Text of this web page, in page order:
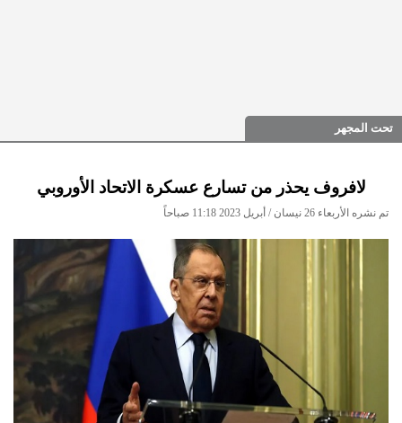
تحت المجهر
لافروف يحذر من تسارع عسكرة الاتحاد الأوروبي
تم نشره الأربعاء 26 نيسان / أبريل 2023 11:18 صباحاً